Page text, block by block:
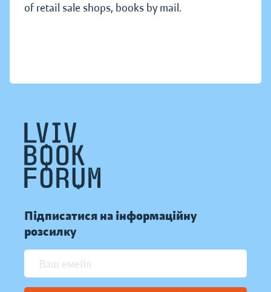
of retail sale shops, books by mail.
Підписатися на інформаційну
розсилку